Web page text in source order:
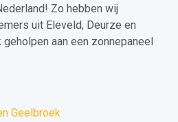
Zo hebben wij
uit Eleveld, Deurze en
aan een zonnepaneel
Geelbroek